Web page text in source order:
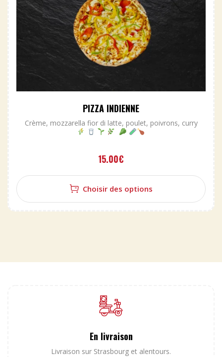
PIZZA INDIENNE
Crème, mozzarella fior di latte, poulet, poivrons, curry
15.00€
Choisir des options
En livraison
Livraison sur Strasbourg et alentours.